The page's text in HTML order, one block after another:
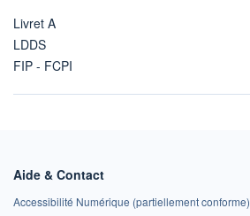
Livret A
LDDS
FIP - FCPI
Aide & Contact
Accessibilité Numérique (partiellement conforme)